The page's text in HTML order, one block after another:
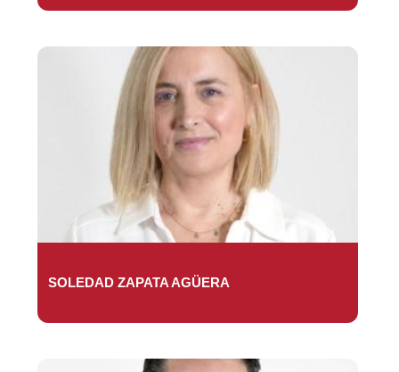
SOLEDAD ZAPATA AGÜERA